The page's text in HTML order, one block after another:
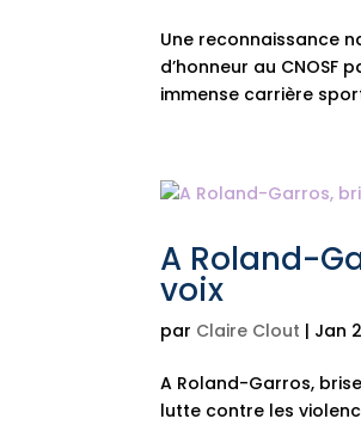
Une reconnaissance
d’honneur au
immense carrière
A Roland-
voix
par Claire Clout | Jan
A Roland-Garros,
lutte contre les